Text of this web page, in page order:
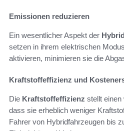
Emissionen reduzieren
Ein wesentlicher Aspekt der
setzen in ihrem elektrischen
aktivieren, minimieren sie die
Kraftstoffeffizienz und
Die Kraftstoffeffizienz stellt
dass sie erheblich weniger
Fahrer von Hybridfahrzeugen bis